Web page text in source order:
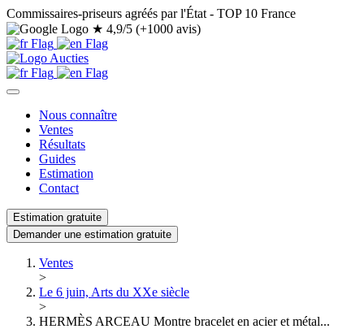
Commissaires-priseurs agréés par l'État - TOP 10 France
★ 4,9/5 (+1000 avis)
Nous connaître
Ventes
Résultats
Guides
Estimation
Contact
Estimation gratuite
Demander une estimation gratuite
Ventes
>
Le 6 juin, Arts du XXe siècle
>
HERMÈS ARCEAU Montre bracelet en acier et métal...